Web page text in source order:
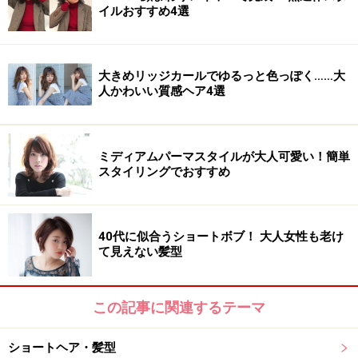
イルおすすめ4選
大きめリッジカールでゆるっと色っぽく……大
人かわいい質感ヘア4選
ミディアムパーマスタイルが大人可愛い！簡単
スタイリングでおすすめ
40代に似合うショートボブ！ 大人女性も老け
て見えない髪型
この記事に関連するテーマ
ショートヘア・髪型